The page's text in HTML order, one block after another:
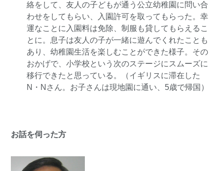
絡をして、友人の子どもが通う公立幼稚園に問い合
わせをしてもらい、入園許可を取ってもらった。幸
運なことに入園料は免除、制服も貸してもらえるこ
とに。息子は友人の子が一緒に遊んでくれたことも
あり、幼稚園生活を楽しむことができた様子。その
おかげで、小学校という次のステージにスムーズに
移行できたと思っている。（イギリスに滞在した
N・Nさん。お子さんは現地園に通い、5歳で帰国）
お話を伺った方